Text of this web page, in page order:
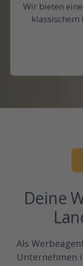
Wir bieten
Deine
Als
Unternehmen